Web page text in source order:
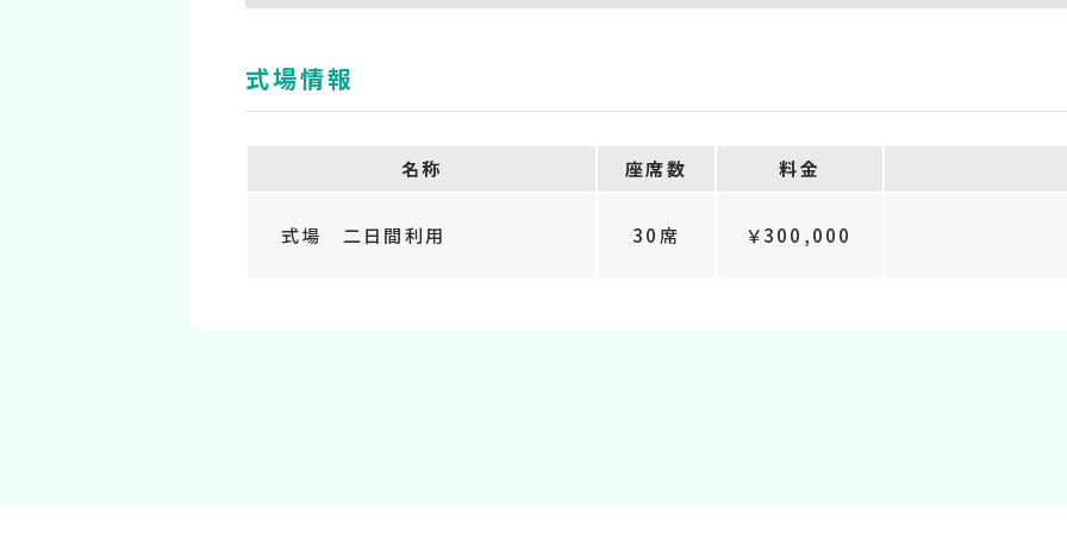
式場情報
名称 座席数 料金
式場 二日間利用 30席 ￥300,000